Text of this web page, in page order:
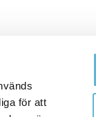
för att